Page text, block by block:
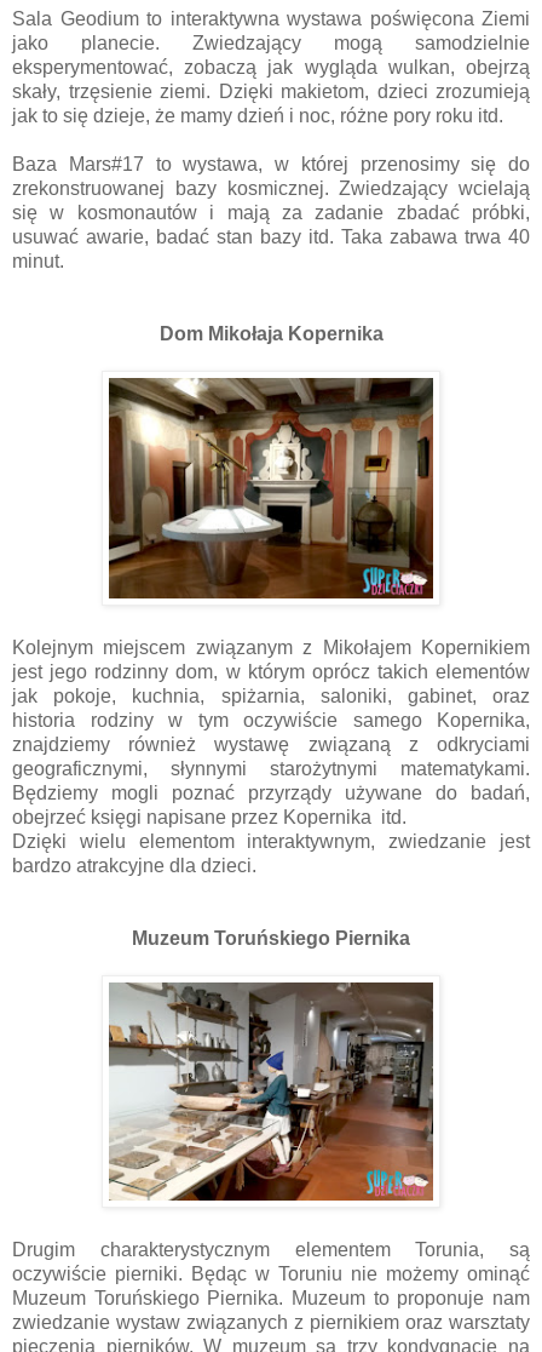
Sala Geodium to interaktywna wystawa poświęcona Ziemi
jako planecie. Zwiedzający mogą samodzielnie
eksperymentować, zobaczą jak wygląda wulkan, obejrzą
skały, trzęsienie ziemi. Dzięki makietom, dzieci zrozumieją
jak to się dzieje, że mamy dzień i noc, różne pory roku itd.
Baza Mars#17 to wystawa, w której przenosimy się do
zrekonstruowanej bazy kosmicznej. Zwiedzający wcielają
się w kosmonautów i mają za zadanie zbadać próbki,
usuwać awarie, badać stan bazy itd. Taka zabawa trwa 40
minut.
Dom Mikołaja Kopernika
Kolejnym miejscem związanym z Mikołajem Kopernikiem
jest jego rodzinny dom, w którym oprócz takich elementów
jak pokoje, kuchnia, spiżarnia, saloniki, gabinet, oraz
historia rodziny w tym oczywiście samego Kopernika,
znajdziemy również wystawę związaną z odkryciami
geograficznymi, słynnymi starożytnymi matematykami.
Będziemy mogli poznać przyrządy używane do badań,
obejrzeć księgi napisane przez Kopernika itd.
Dzięki wielu elementom interaktywnym, zwiedzanie jest
bardzo atrakcyjne dla dzieci.
Muzeum Toruńskiego Piernika
Drugim charakterystycznym elementem Torunia, są
oczywiście pierniki. Będąc w Toruniu nie możemy ominąć
Muzeum Toruńskiego Piernika. Muzeum to proponuje nam
zwiedzanie wystaw związanych z piernikiem oraz warsztaty
pieczenia pierników. W muzeum są trzy kondygnacje na